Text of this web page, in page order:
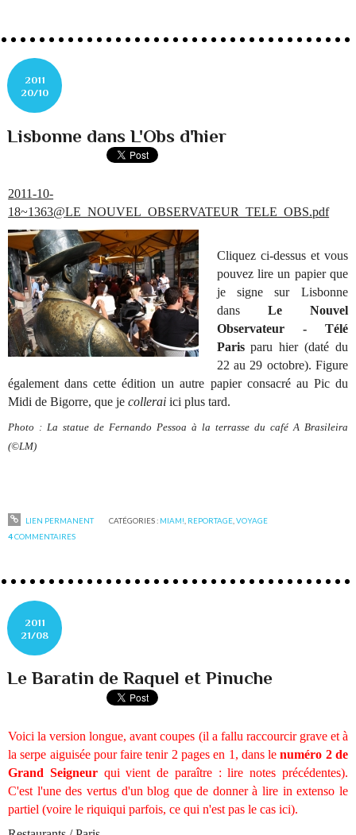
2011
20/10
Lisbonne dans L'Obs d'hier
2011-10-
18~1363@LE_NOUVEL_OBSERVATEUR_TELE_OBS.pdf
Cliquez ci-dessus et vous
pouvez lire un papier que
je signe sur Lisbonne
dans Le Nouvel
Observateur - Télé
Parisparu hier (daté du
22 au 29 octobre). Figure
également dans cette édition un autre papier consacré au Pic du
Midi de Bigorre, que jecollerai ici plus tard.
Photo : La statue de Fernando Pessoa à la terrasse du café A Brasileira
(©LM)
LIEN PERMANENT CATÉGORIES : MIAM! REPORTAGE, VOYAGE
4COMMENTAIRES
2011
21/08
Le Baratin de Raquel et Pinuche
Voici la version longue, avant coupes (il a fallu raccourcir grave et à
la serpe aiguisée pour faire tenir 2 pages en 1, dans lenuméro 2 de
Grand Seigneurqui vient de paraître : lire notes précédentes).
C'est l'une des vertus d'un blog que de donner à lire in extenso le
partiel (voire le riquiqui parfois, ce qui n'est pas le cas ici).